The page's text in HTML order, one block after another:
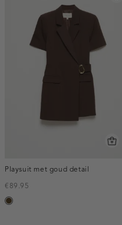
Playsuit met goud detail
€89.95
toffee